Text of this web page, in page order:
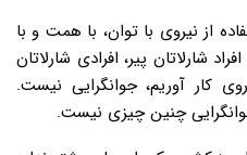
از نیروی با توان، با همت و با
شارلاتان پیر، افرادی شارلاتان
کار آوریم، جوانگرایی نیست.
چنین چیزی نیست.